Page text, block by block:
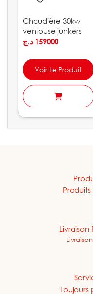
Chaudière 30kw
ventouse junkers
159000 د.ج
Voir Le Produit
Livraison
Toujours